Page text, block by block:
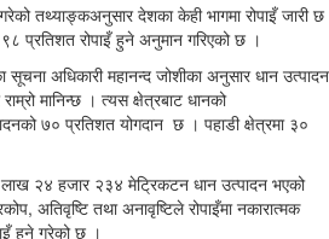
तथ्याङ्कअनुसार देशका केही भागमा रोपाइँ जारी छ
प्रतिशत रोपाइँ हुने अनुमान गरिएको छ ।
सूचना अधिकारी महानन्द जोशीका अनुसार धान उत्पादन
मानिन्छ । त्यस क्षेत्रबाट धानको
७० प्रतिशत योगदान छ । पहाडी क्षेत्रमा ३०
२४ हजार २३४ मेट्रिकटन धान उत्पादन भएको
अतिवृष्टि तथा अनावृष्टिले रोपाइँमा नकारात्मक
हुने गरेको छ ।